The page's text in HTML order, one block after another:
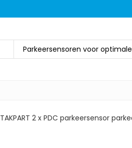
Parkeersensoren voor
TAKPART 2 x PDC parkeersensor